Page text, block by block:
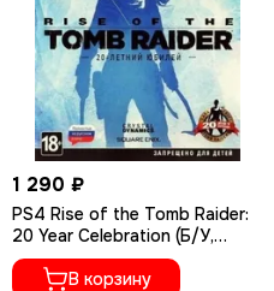
1 290 ₽
PS4 Rise of the Tomb Raider:
20 Year Celebration (Б/У,
Полностью на русском языке,
CUSA-05716)
В корзину